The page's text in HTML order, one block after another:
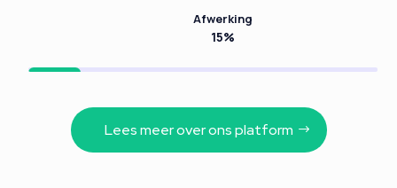
Afwerking
15%
Lees meer over ons platform